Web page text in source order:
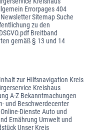
Errorpages 404
Sitemap Suche
zu den
Breitband
gemäß § 13 und 14
zur Hilfsnavigation Kreis
Kreishaus
A-Z Bekanntmachungen
und Beschwerdecenter
Dienste Auto und
Ernährung Umwelt und
Unser Kreis